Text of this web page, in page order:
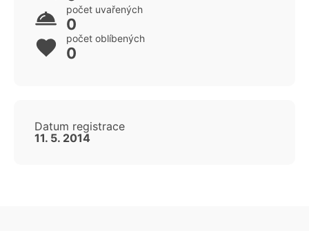
počet uvařených
0
počet oblíbených
0
Datum registrace
11. 5. 2014